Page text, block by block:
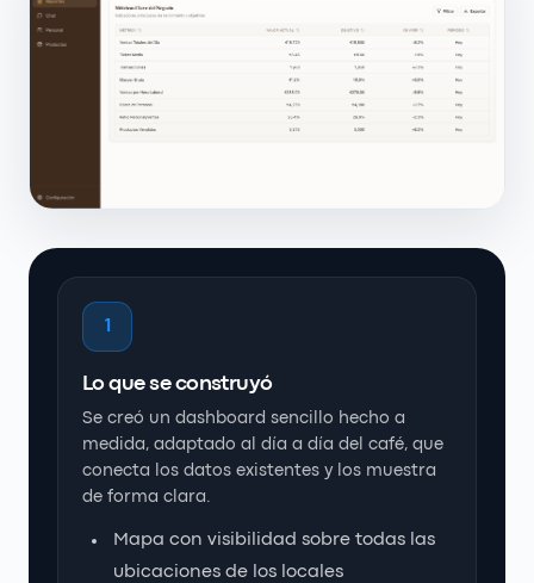
1
Lo que se construyó
Se creó un dashboard sencillo hecho a
medida, adaptado al día a día del café, que
conecta los datos existentes y los muestra
de forma clara.
Mapa con visibilidad sobre todas las
ubicaciones de los locales